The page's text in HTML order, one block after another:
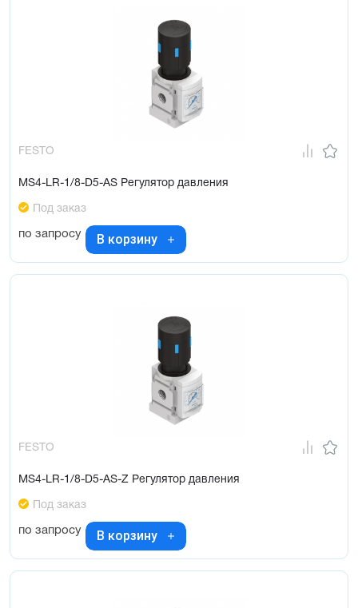
FESTO
MS4-LR-1/8-D5-AS Регулятор давления
Под заказ
по запросу В корзину
FESTO
MS4-LR-1/8-D5-AS-Z Регулятор давления
Под заказ
по запросу В корзину